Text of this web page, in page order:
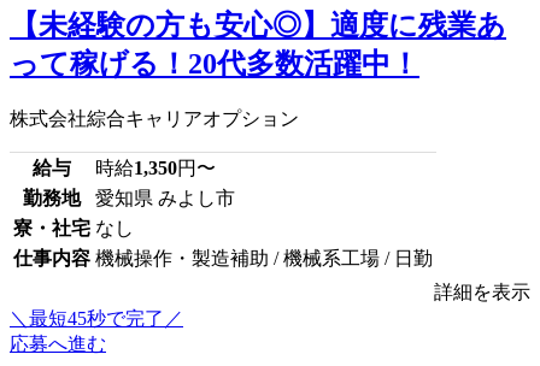
【未経験の方も安心◎】適度に残業あ
って稼げる！20代多数活躍中！
株式会社綜合キャリアオプション
給与 時給1,350円〜
勤務地
愛知県 みよし市
寮・社宅 なし
仕事内容 機械操作・製造補助 / 機械系工場 / 日勤
詳細を表示
＼最短45秒で完了／
応募へ進む